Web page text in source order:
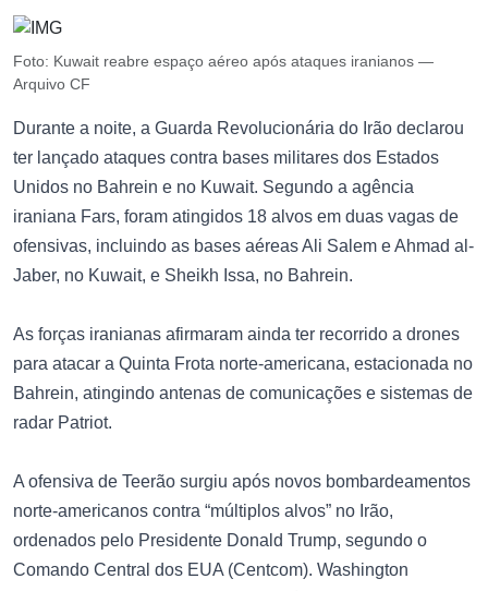
Foto: Kuwait reabre espaço aéreo após ataques iranianos —
Arquivo CF
Durante a noite, a Guarda Revolucionária do Irão declarou
ter lançado ataques contra bases militares dos Estados
Unidos no Bahrein e no Kuwait. Segundo a agência
iraniana Fars, foram atingidos 18 alvos em duas vagas de
ofensivas, incluindo as bases aéreas Ali Salem e Ahmad al-
Jaber, no Kuwait, e Sheikh Issa, no Bahrein.
As forças iranianas afirmaram ainda ter recorrido a drones
para atacar a Quinta Frota norte-americana, estacionada no
Bahrein, atingindo antenas de comunicações e sistemas de
radar Patriot.
A ofensiva de Teerão surgiu após novos bombardeamentos
norte-americanos contra “múltiplos alvos” no Irão,
ordenados pelo Presidente Donald Trump, segundo o
Comando Central dos EUA (Centcom). Washington